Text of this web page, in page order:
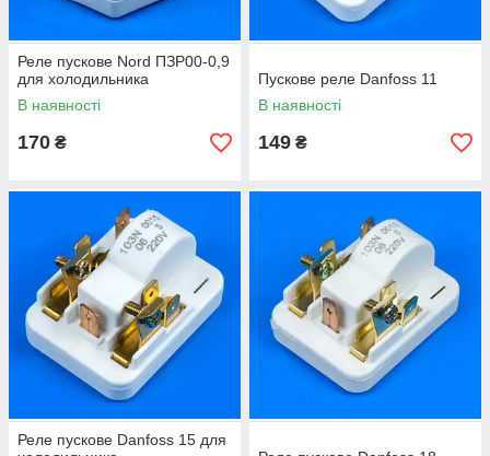
Реле пускове Nord ПЗР00-0,9
для холодильника
В наявності
170 ₴
Пускове реле Danfoss 11
В наявності
149 ₴
Реле пускове Danfoss 15 для